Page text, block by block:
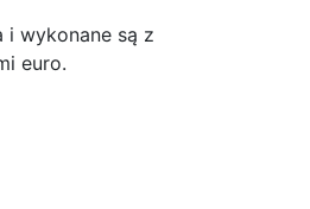
wykonane są z
euro.